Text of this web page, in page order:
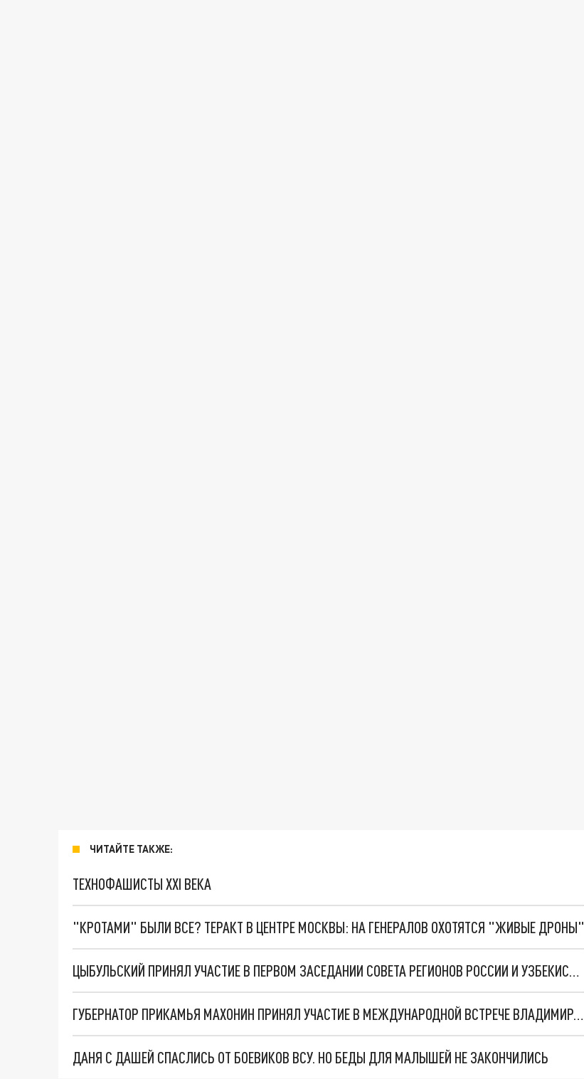
ЧИТАЙТЕ ТАКЖЕ:
ТЕХНОФАШИСТЫ XXI ВЕКА
"КРОТАМИ" БЫЛИ ВСЕ? ТЕРАКТ В ЦЕНТРЕ МОСКВЫ: НА ГЕНЕРАЛОВ ОХОТЯТСЯ "ЖИВЫЕ ДРОНЫ"
ЦЫБУЛЬСКИЙ ПРИНЯЛ УЧАСТИЕ В ПЕРВОМ ЗАСЕДАНИИ СОВЕТА РЕГИОНОВ РОССИИ И УЗБЕКИСТАНА
ГУБЕРНАТОР ПРИКАМЬЯ МАХОНИН ПРИНЯЛ УЧАСТИЕ В МЕЖДУНАРОДНОЙ ВСТРЕЧЕ ВЛАДИМИРА ПУТИНА С ГЛАВОЙ УЗБЕКИСТАНА
ДАНЯ С ДАШЕЙ СПАСЛИСЬ ОТ БОЕВИКОВ ВСУ. НО БЕДЫ ДЛЯ МАЛЫШЕЙ НЕ ЗАКОНЧИЛИСЬ